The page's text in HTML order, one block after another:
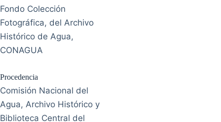
Fondo Colección
Fotográfica, del Archivo
Histórico de Agua,
CONAGUA
Procedencia
Comisión Nacional del
Agua, Archivo Histórico y
Biblioteca Central del